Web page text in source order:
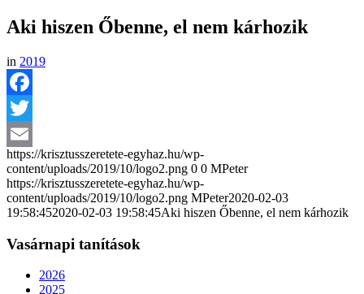
Aki hiszen Őbenne, el nem kárhozik
in 2019
Facebook
Twitter
Email
https://krisztusszeretete-egyhaz.hu/wp-
content/uploads/2019/10/logo2.png 0 0 MPeter
https://krisztusszeretete-egyhaz.hu/wp-
content/uploads/2019/10/logo2.png MPeter2020-02-03
19:58:452020-02-03 19:58:45Aki hiszen Őbenne, el nem kárhozik
Vasárnapi tanítások
2026
2025